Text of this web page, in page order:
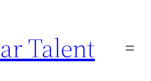
Talent